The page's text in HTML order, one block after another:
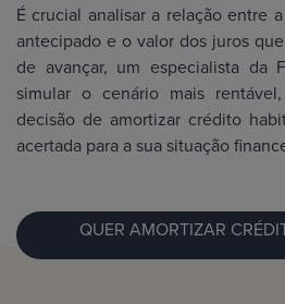
É crucial analisar a relação entre
antecipado e o valor dos juros
de avançar, um especialista da
simular o cenário mais
decisão de amortizar crédito
acertada para a sua situação
QUER AMORTIZAR